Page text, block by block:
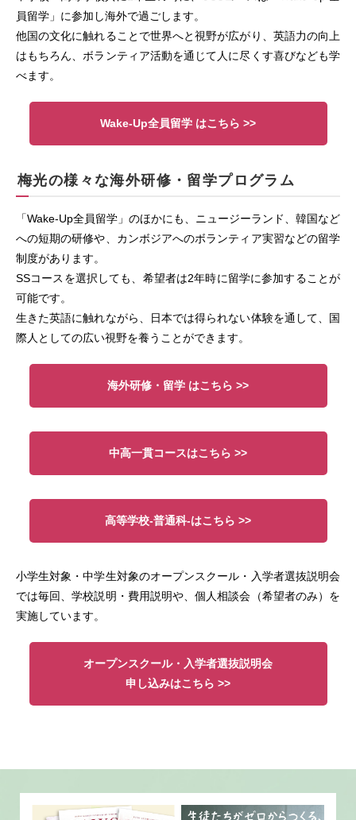
員留学」に参加し海外で過ごします。
他国の⽂化に触れることで世界へと視野が広がり、英語⼒の向上
はもちろん、ボランティア活動を通じて⼈に尽くす喜びなども学
べます。
Wake-Up全員留学 はこちら >>
梅光の様々な海外研修・留学プログラム
「Wake-Up全員留学」のほかにも、ニュージーランド、韓国など
への短期の研修や、カンボジアへのボランティア実習などの留学
制度があります。
SSコースを選択しても、希望者は2年時に留学に参加することが
可能です。
生きた英語に触れながら、日本では得られない体験を通して、国
際人としての広い視野を養うことができます。
海外研修・留学 はこちら >>
中高一貫コースはこちら >>
高等学校-普通科-はこちら >>
小学生対象・中学生対象のオープンスクール・入学者選抜説明会
では毎回、学校説明・費用説明や、個⼈相談会（希望者のみ）を
実施しています。
オープンスクール・入学者選抜説明会
申し込みはこちら >>